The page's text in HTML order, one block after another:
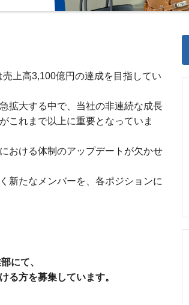
上高3,100億円の達成を目指してい
拡大する中で、当社の非連続な成長
これまで以上に重要となっていま
おける体制のアップデートが欠かせ
新たなメンバーを、各ポジションに
にて、
る方を募集しています。